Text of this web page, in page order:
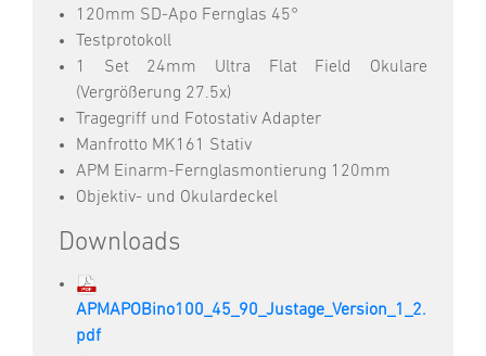
120mm SD-Apo Fernglas 45°
Testprotokoll
1 Set 24mm Ultra Flat Field Okulare
(Vergrößerung 27.5x)
Tragegriff und Fotostativ Adapter
Manfrotto MK161 Stativ
APM Einarm-Fernglasmontierung 120mm
Objektiv- und Okulardeckel
Downloads
APMAPOBino100_45_90_Justage_Version_1_2.
pdf